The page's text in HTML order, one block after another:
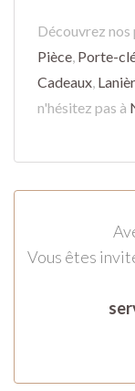
Découvrez
Pièce, Porte-
Cadeaux,
n'hésitez pas à
Vous êtes